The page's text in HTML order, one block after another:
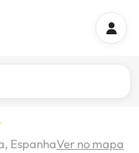
EspanhaVer no mapa